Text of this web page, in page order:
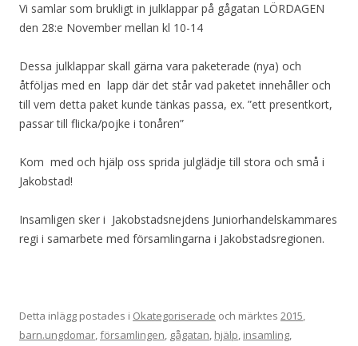
Vi samlar som brukligt in julklappar på gågatan LÖRDAGEN
den 28:e November mellan kl 10-14
Dessa julklappar skall gärna vara paketerade (nya) och
åtföljas med en lapp där det står vad paketet innehåller och
till vem detta paket kunde tänkas passa, ex. ”ett presentkort,
passar till flicka/pojke i tonåren”
Kom med och hjälp oss sprida julglädje till stora och små i
Jakobstad!
Insamligen sker i Jakobstadsnejdens Juniorhandelskammares
regi i samarbete med församlingarna i Jakobstadsregionen.
Detta inlägg postades i Okategoriserade och märktes 2015,
barn.ungdomar,församlingen, gågatan, hjälp, insamling,